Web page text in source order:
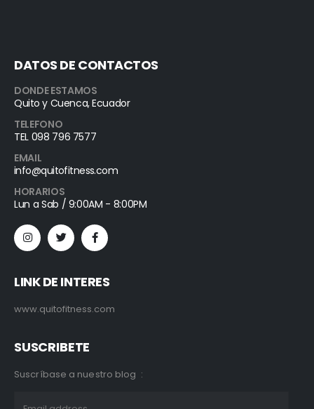
DATOS DE CONTACTOS
DONDE ESTAMOS
Quito y Cuenca, Ecuador
TELEFONO
TEL 098 796 7577
EMAIL
info@quitofitness.com
HORARIOS
Lun a Sab / 9:00AM - 8:00PM
LINK DE INTERES
www.quitofitness.com
SUSCRIBETE
Suscríbase a nuestro blog :